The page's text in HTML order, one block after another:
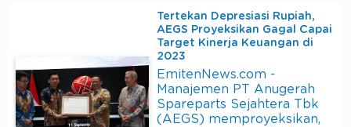
Tertekan Depresiasi Rupiah,
AEGS Proyeksikan Gagal Capai
Target Kinerja Keuangan di
2023
EmitenNews.com -
Manajemen PT Anugerah
Spareparts Sejahtera Tbk
(AEGS) memproyeksikan,